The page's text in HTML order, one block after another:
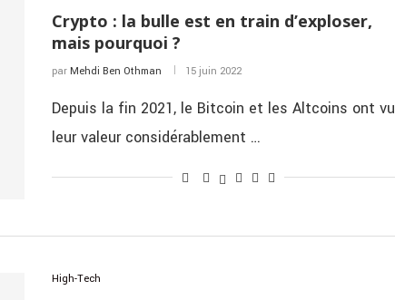
Crypto : la bulle est en train d’exploser,
mais pourquoi ?
par Mehdi Ben Othman 15 juin 2022
Depuis la fin 2021, le Bitcoin et les Altcoins ont vu
leur valeur considérablement …
High-Tech